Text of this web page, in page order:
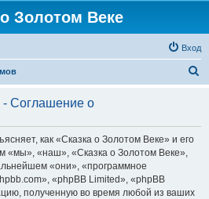
Золотом Веке
Вход
с
- Соглашение о
как «Сказка о Золотом Веке» и его
«мы», «наш», «Сказка о Золотом Веке»,
«они», «программное
«phpBB Limited», «phpBB
полученную во время любой из ваших